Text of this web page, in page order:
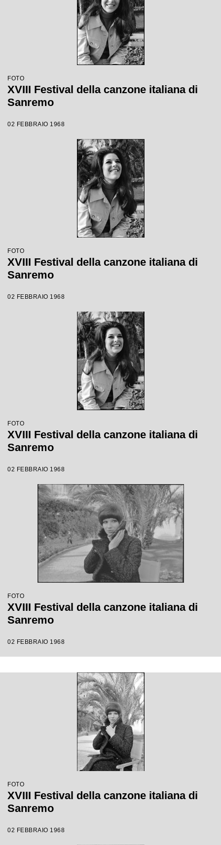
FOTO
XVIII Festival della canzone italiana di
Sanremo
02 FEBBRAIO 1968
FOTO
XVIII Festival della canzone italiana di
Sanremo
02 FEBBRAIO 1968
FOTO
XVIII Festival della canzone italiana di
Sanremo
02 FEBBRAIO 1968
FOTO
XVIII Festival della canzone italiana di
Sanremo
02 FEBBRAIO 1968
FOTO
XVIII Festival della canzone italiana di
Sanremo
02 FEBBRAIO 1968